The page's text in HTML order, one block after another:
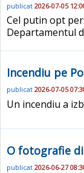
publicat 2026-07-05
Cel putin opt
Departamentul
Incendiu pe
publicat 2026-07-05
Un incendiu a
O fotografie
publicat 2026-06-27